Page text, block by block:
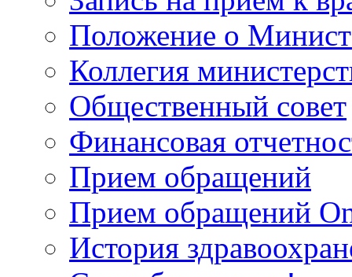
Положение о
Коллегия
Общественный совет
Финансовая
Прием обращений
Прием обращений
История